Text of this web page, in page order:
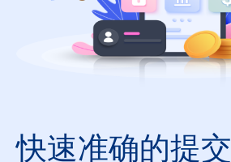
快速准确的提交